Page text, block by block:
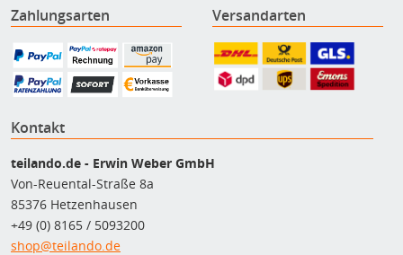
Zahlungsarten Versandarten
Kontakt
teilando.de - Erwin Weber GmbH
Von-Reuental-Straße 8a
85376 Hetzenhausen
+49 (0) 8165 / 5093200
shop@teilando.de